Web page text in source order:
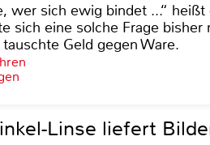
wer sich ewig bindet ...“
sich eine solche Frage
Geld gegen Ware.
Linse liefert